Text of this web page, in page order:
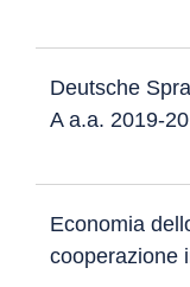
Deutsche
A a.a. 2019-20
Economia
cooperazione